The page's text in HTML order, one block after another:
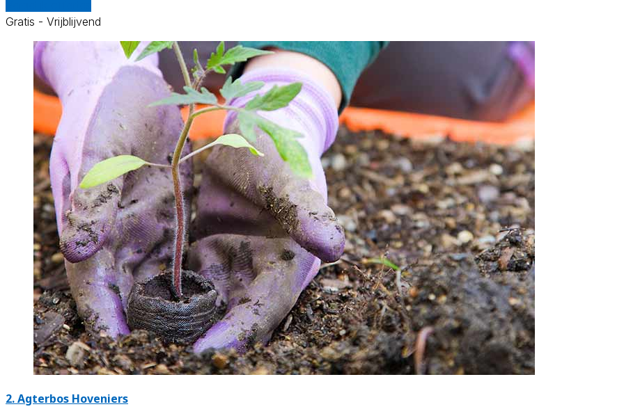
Gratis - Vrijblijvend
2.Agterbos Hoveniers